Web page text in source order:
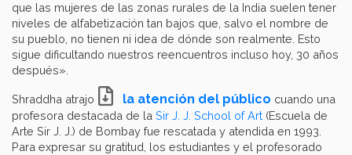
que las mujeres de las zonas rurales de la India suelen tener
niveles de alfabetización tan bajos que, salvo el nombre de
su pueblo, no tienen ni idea de dónde son realmente. Esto
sigue dificultando nuestros reencuentros incluso hoy, 30 años
después».
Shraddha atrajo la atención del público cuando una
profesora destacada de la Sir J. J. School of Art (Escuela de
Arte Sir J. J.) de Bombay fue rescatada y atendida en 1993.
Para expresar su gratitud, los estudiantes y el profesorado